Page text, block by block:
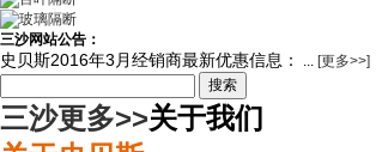
三沙网站公告：
史贝斯2016年3月经销商最新优惠信息： ... [更多>>]
搜索
三沙更多>>关于我们